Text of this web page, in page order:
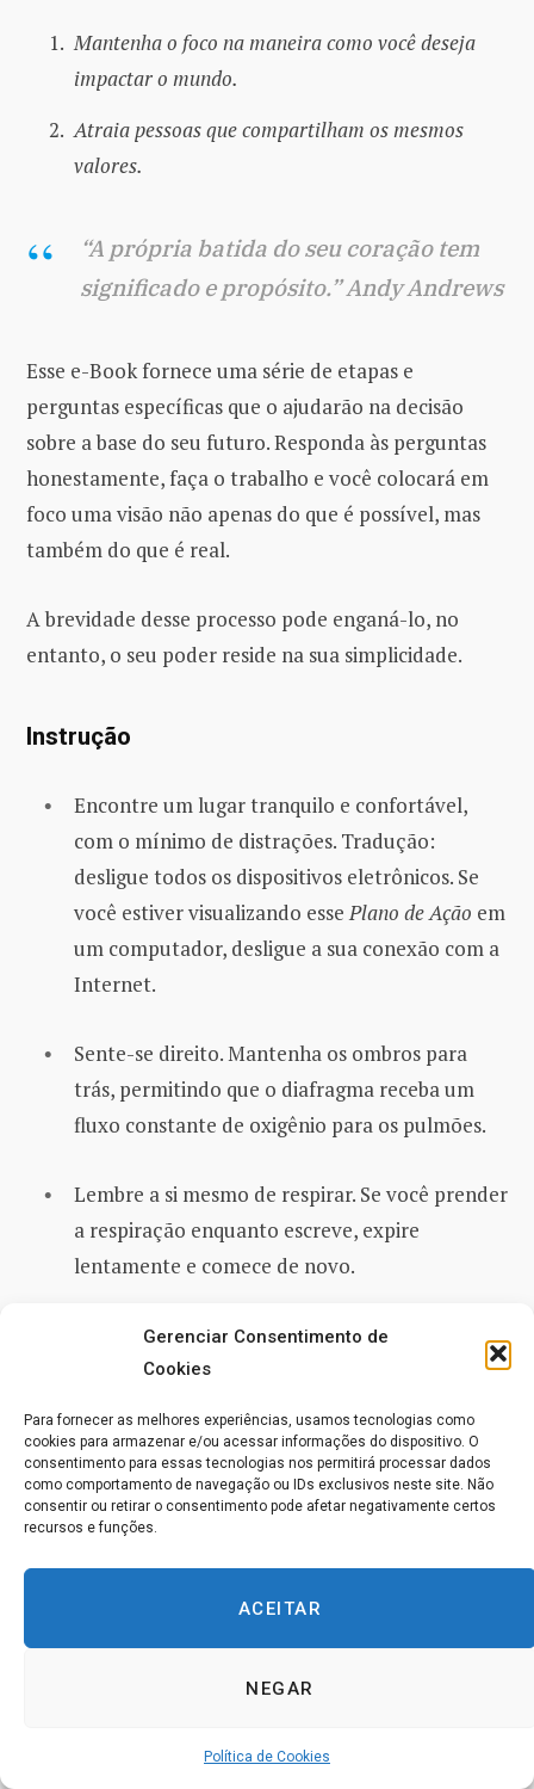
Gerenciar Consentimento de
Cookies
Para fornecer as melhores experiências, usamos tecnologias como
cookies para armazenar e/ou acessar informações do dispositivo. O
consentimento para essas tecnologias nos permitirá processar dados
como comportamento de navegação ou IDs exclusivos neste site. Não
consentir ou retirar o consentimento pode afetar negativamente certos
recursos e funções.
ACEITAR
NEGAR
Política de Cookies
Mantenha o foco na maneira como você deseja
impactar o mundo.
Atraia pessoas que compartilham os mesmos
valores.
“A própria batida do seu coração tem
significado e propósito.” Andy Andrews
Esse e-Book fornece uma série de etapas e
perguntas específicas que o ajudarão na decisão
sobre a base do seu futuro. Responda às perguntas
honestamente, faça o trabalho e você colocará em
foco uma visão não apenas do que é possível, mas
também do que é real.
A brevidade desse processo pode enganá-lo, no
entanto, o seu poder reside na sua simplicidade.
Instrução
Encontre um lugar tranquilo e confortável,
com o mínimo de distrações. Tradução:
desligue todos os dispositivos eletrônicos. Se
você estiver visualizando essePlano de Ação em
um computador, desligue a sua conexão com a
Internet.
Sente-se direito. Mantenha os ombros para
trás, permitindo que o diafragma receba um
fluxo constante de oxigênio para os pulmões.
Lembre a si mesmo de respirar. Se você prender
a respiração enquanto escreve, expire
lentamente e comece de novo.
Cuidado com a vozinha na sua cabeça que diz:
‘Eu não sei’. Essa voz não está lhe dizendo a
“Nada mata a criatividade mais rápido
do que dizer: ‘Eu não sei.’”
Respire fundo, relaxe e antecipe que a resposta
chegará até você.
especialmente sem letra, é capaz de estimular